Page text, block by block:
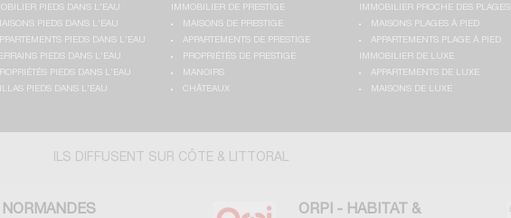
PIEDS DANS L'EAU
PIEDS DANS L'EAU
PIEDS DANS L'EAU
PIEDS DANS L'EAU
PIEDS DANS L'EAU
PIEDS DANS L'EAU
IMMOBILIER DE PRESTIGE
MAISONS DE PRESTIGE
APPARTEMENTS DE PRESTIGE
PROPRIÉTÉS DE PRESTIGE
MANOIRS
CHÂTEAUX
IMMOBILIER PROCHE DES PLAGES
MAISONS PLAGES À PIED
APPARTEMENTS PLAGE À PIED
IMMOBILIER DE LUXE
APPARTEMENTS DE LUXE
MAISONS DE LUXE
ILS DIFFUSENT SUR CÔTE & LITTORAL
NORMANDES
ORPI - HABITAT &